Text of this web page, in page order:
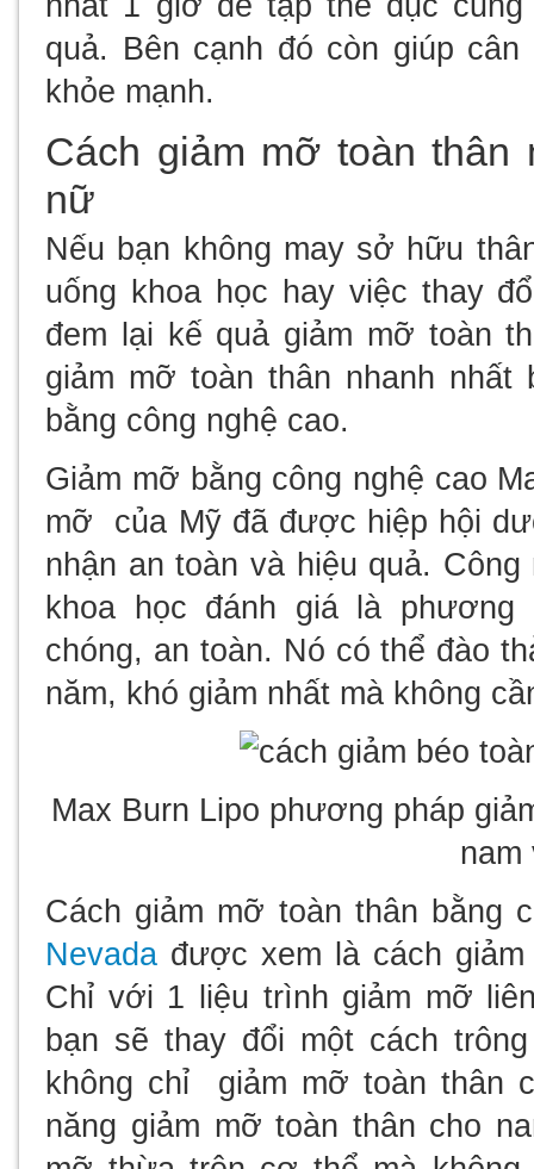
quả. Bên cạnh đó còn giúp
khỏe mạnh.
Cách giảm mỡ toàn thân
nữ
Nếu bạn không may sở hữu
uống khoa học hay việc thay
đem lại kế quả giảm mỡ toàn
giảm mỡ toàn thân nhanh
bằng công nghệ cao.
Giảm mỡ bằng công nghệ cao
mỡ của Mỹ đã được hiệp hội
nhận an toàn và hiệu quả.
khoa học đánh giá là
chóng, an toàn. Nó có thể đào
năm, khó giảm nhất mà không
Max Burn Lipo phương pháp
nam
Cách giảm mỡ toàn thân bằng
Nevada được xem là cách
Chỉ với 1 liệu trình giảm mỡ
bạn sẽ thay đổi một cách
không chỉ giảm mỡ toàn thân
năng giảm mỡ toàn thân cho